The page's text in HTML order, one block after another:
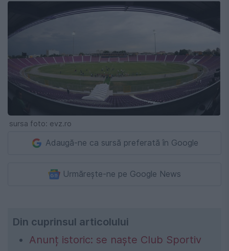
sursa foto: evz.ro
Adaugă-ne ca sursă preferată în Google
Urmărește-ne pe Google News
Din cuprinsul articolului
Anunț istoric: se naște Club Sportiv